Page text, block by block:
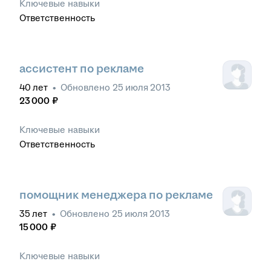
Ключевые навыки
Ответственность
ассистент по рекламе
40 лет • Обновлено 25 июля 2013
23 000 ₽
Ключевые навыки
Ответственность
помощник менеджера по рекламе
35 лет • Обновлено 25 июля 2013
15 000 ₽
Ключевые навыки